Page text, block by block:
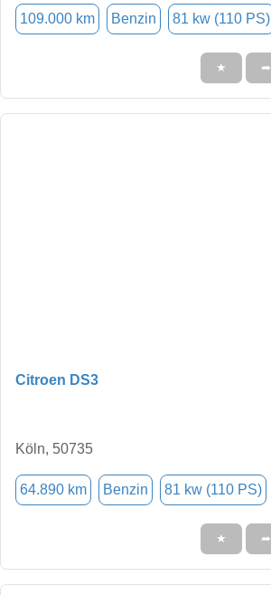
109.000 km Benzin 81 kw (110 PS)
★ ➦
Citroen DS3
Köln, 50735
64.890 km Benzin 81 kw (110 PS)
★ ➦